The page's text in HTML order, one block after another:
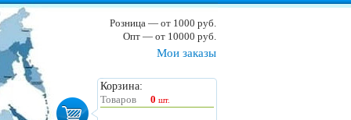
Мои заказы
Корзина:
Товаров
0 шт.
Розница — от 1000 руб.
Опт — от 10000 руб.